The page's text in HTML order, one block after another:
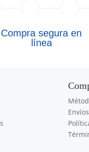
Compra segura en
línea